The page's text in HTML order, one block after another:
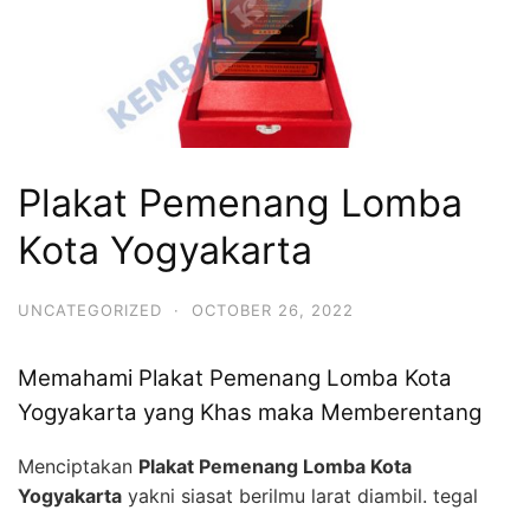
Plakat Pemenang Lomba
Kota Yogyakarta
UNCATEGORIZED · OCTOBER 26, 2022
Memahami Plakat Pemenang Lomba Kota
Yogyakarta yang Khas maka Memberentang
Menciptakan Plakat Pemenang Lomba Kota
Yogyakarta yakni siasat berilmu larat diambil. tegal